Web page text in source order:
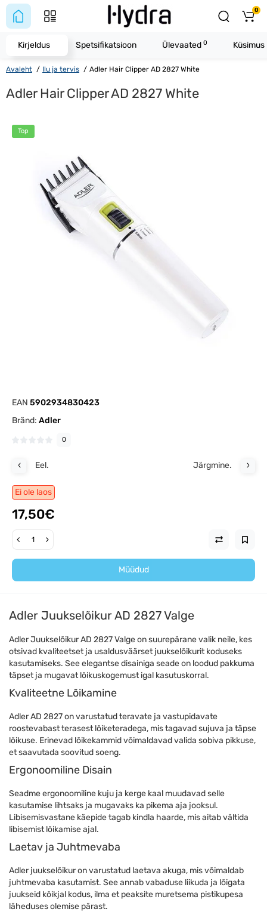
0
Avaleht Ilu ja tervis Adler Hair Clipper AD 2827 White
Adler Hair Clipper AD 2827 White
Top
EAN 5902934830423
Bränd: Adler
0
Eel. Järgmine.
Ei ole laos
17,50€
Müüdud
Kirjeldus Spetsifikatsioon Ülevaated 0
Adler Juukselõikur AD 2827 Valge
Adler Juukselõikur AD 2827 Valge on suurepärane valik neile, kes
otsivad kvaliteetset ja usaldusväärset juukselõikurit koduseks
kasutamiseks. See elegantse disainiga seade on loodud pakkuma
täpset ja mugavat lõikuskogemust igal kasutuskorral.
Kvaliteetne Lõikamine
Adler AD 2827 on varustatud teravate ja vastupidavate
roostevabast terasest lõiketeradega, mis tagavad sujuva ja täpse
lõikuse. Erinevad lõikekammid võimaldavad valida sobiva pikkuse,
et saavutada soovitud soeng.
Ergonoomiline Disain
Seadme ergonoomiline kuju ja kerge kaal muudavad selle
kasutamise lihtsaks ja mugavaks ka pikema aja jooksul.
Libisemisvastane käepide tagab kindla haarde, mis aitab vältida
libisemist lõikamise ajal.
Laetav ja Juhtmevaba
Adler juukselõikur on varustatud laetava akuga, mis võimaldab
juhtmevaba kasutamist. See annab vabaduse liikuda ja lõigata
juukseid kõikjal kodus, ilma et peaksite muretsema pistikupesa
läheduses olemise pärast.